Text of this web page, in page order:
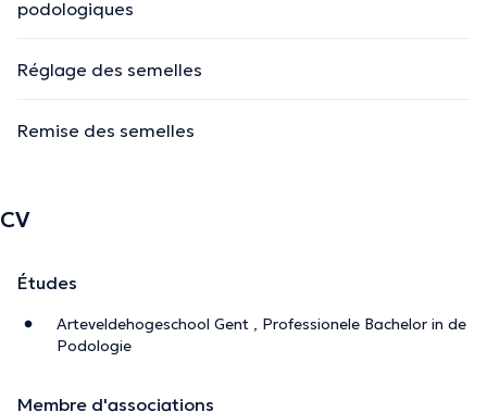
podologiques
Réglage des semelles
Remise des semelles
CV
Études
Arteveldehogeschool Gent , Professionele Bachelor in de
Podologie
Membre d'associations